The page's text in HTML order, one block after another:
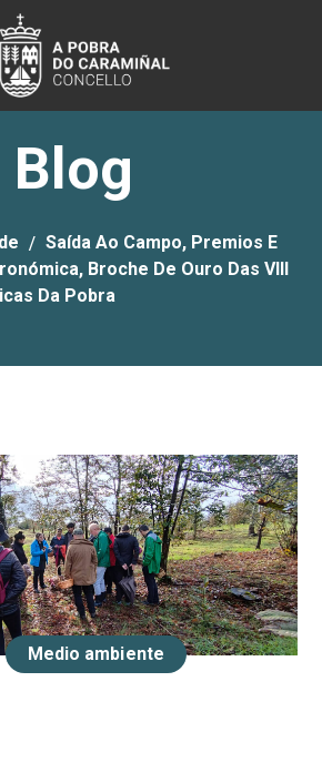
Blog
Saída Ao Campo, Premios E
Broche De Ouro Das VIII
Da Pobra
Medio ambiente